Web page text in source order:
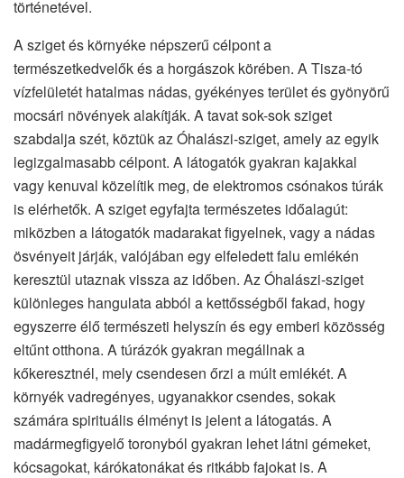
történetével.
A sziget és környéke népszerű célpont a
természetkedvelők és a horgászok körében. A Tisza-tó
vízfelületét hatalmas nádas, gyékényes terület és gyönyörű
mocsári növények alakítják. A tavat sok-sok sziget
szabdalja szét, köztük az Óhalászi-sziget, amely az egyik
legizgalmasabb célpont. A látogatók gyakran kajakkal
vagy kenuval közelítik meg, de elektromos csónakos túrák
is elérhetők. A sziget egyfajta természetes időalagút:
miközben a látogatók madarakat figyelnek, vagy a nádas
ösvényeit járják, valójában egy elfeledett falu emlékén
keresztül utaznak vissza az időben. Az Óhalászi-sziget
különleges hangulata abból a kettősségből fakad, hogy
egyszerre élő természeti helyszín és egy emberi közösség
eltűnt otthona. A túrázók gyakran megállnak a
kőkeresztnél, mely csendesen őrzi a múlt emlékét. A
környék vadregényes, ugyanakkor csendes, sokak
számára spirituális élményt is jelent a látogatás. A
madármegfigyelő toronyból gyakran lehet látni gémeket,
kócsagokat, kárókatonákat és ritkább fajokat is. A